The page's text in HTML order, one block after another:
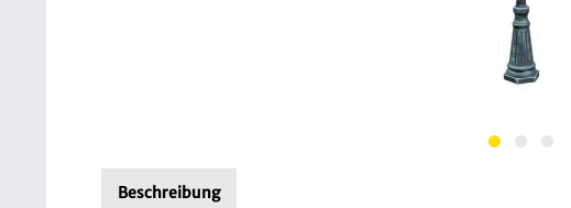
Beschreibung